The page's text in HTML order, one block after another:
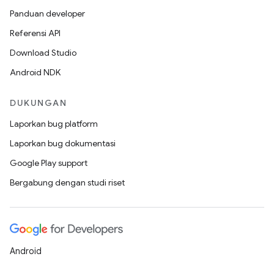
Panduan developer
Referensi API
Download Studio
Android NDK
DUKUNGAN
Laporkan bug platform
Laporkan bug dokumentasi
Google Play support
Bergabung dengan studi riset
Android